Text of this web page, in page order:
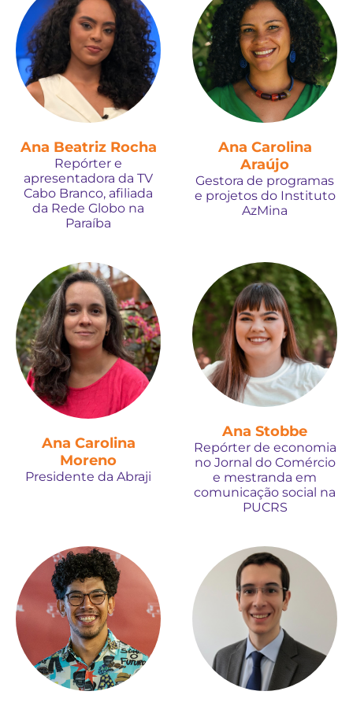
Ana Beatriz Rocha
Repórter e
apresentadora da TV
Cabo Branco, afiliada
da Rede Globo na
Paraíba
Ana Carolina
Araújo
Gestora de programas
e projetos do Instituto
AzMina
Ana Carolina
Moreno
Presidente da Abraji
Ana Stobbe
Repórter de economia
no Jornal do Comércio
e mestranda em
comunicação social na
PUCRS